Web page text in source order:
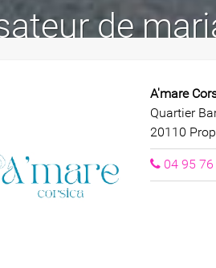
de
A'mare
Quartier
20110
04 95